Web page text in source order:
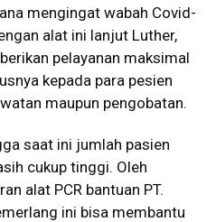
mengingat wabah Covid-
alat ini lanjut Luther,
pelayanan maksimal
kepada para pesien
maupun pengobatan.
saat ini jumlah pasien
cukup tinggi. Oleh
alat PCR bantuan PT.
ini bisa membantu